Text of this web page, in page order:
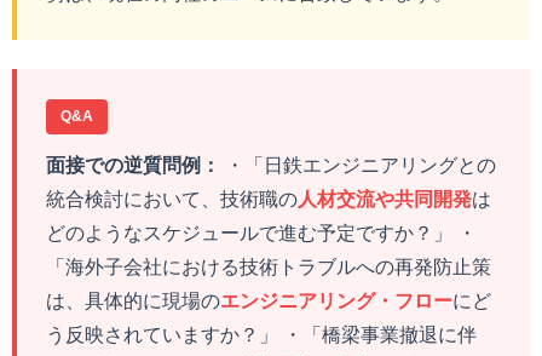
Q&A
面接での逆質問例：
・「日鉄エンジニアリングとの
統合検討において、技術職の人材交流や共同開発は
どのようなスケジュールで進む予定ですか？」 ・
「海外子会社における技術トラブルへの再発防止策
は、具体的に現場のエンジニアリング・フローにど
う反映されていますか？」 ・「橋梁事業撤退に伴